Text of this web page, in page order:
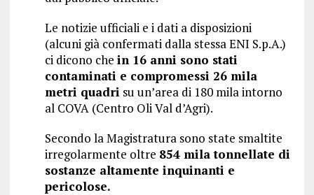
Le notizie ufficiali e i dati a disposizioni
(alcuni già confermati dalla stessa ENI S.p.A.)
ci dicono che in 16 anni sono stati
contaminati e compromessi 26 mila
metri quadri su un’area di 180 mila intorno
al COVA (Centro Oli Val d’Agri).
Secondo la Magistratura sono state smaltite
irregolarmente oltre 854 mila tonnellate di
sostanze altamente inquinanti e
pericolose.